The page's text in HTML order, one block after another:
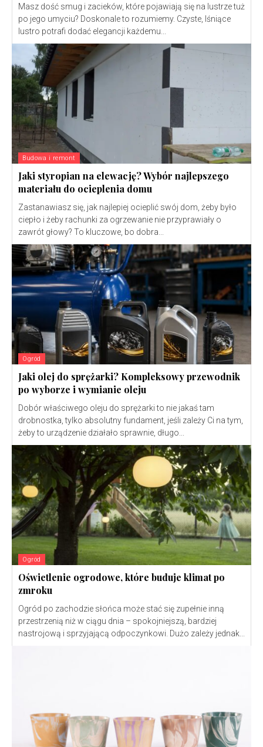
Masz dość smug i zacieków, które pojawiają się na lustrze tuż
po jego umyciu? Doskonale to rozumiemy. Czyste, lśniące
lustro potrafi dodać elegancji każdemu...
Budowa i remont
Jaki styropian na elewację? Wybór najlepszego
materiału do ocieplenia domu
Zastanawiasz się, jak najlepiej ocieplić swój dom, żeby było
ciepło i żeby rachunki za ogrzewanie nie przyprawiały o
zawrót głowy? To kluczowe, bo dobra...
Ogród
Jaki olej do sprężarki? Kompleksowy przewodnik
po wyborze i wymianie oleju
Dobór właściwego oleju do sprężarki to nie jakaś tam
drobnostka, tylko absolutny fundament, jeśli zależy Ci na tym,
żeby to urządzenie działało sprawnie, długo...
Ogród
Oświetlenie ogrodowe, które buduje klimat po
zmroku
Ogród po zachodzie słońca może stać się zupełnie inną
przestrzenią niż w ciągu dnia – spokojniejszą, bardziej
nastrojową i sprzyjającą odpoczynkowi. Dużo zależy jednak...